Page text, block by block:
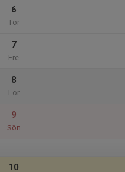
6
Tor
7
Fre
8
Lör
9
Sön
10